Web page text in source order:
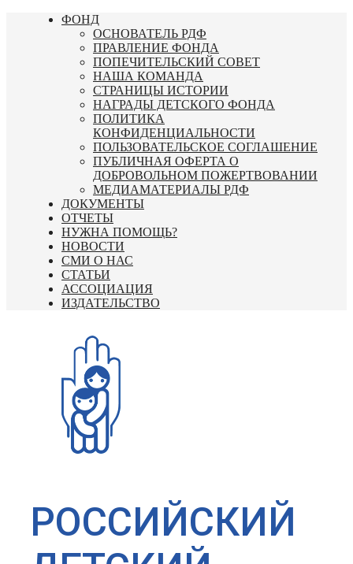
Перейти
ФОНД
ОСНОВАТЕЛЬ РДФ
ПРАВЛЕНИЕ ФОНДА
ПОПЕЧИТЕЛЬСКИЙ СОВЕТ
НАША КОМАНДА
СТРАНИЦЫ ИСТОРИИ
НАГРАДЫ ДЕТСКОГО ФОНДА
ПОЛИТИКА
КОНФИДЕНЦИАЛЬНОСТИ
ПОЛЬЗОВАТЕЛЬСКОЕ СОГЛАШЕНИЕ
ПУБЛИЧНАЯ ОФЕРТА О
ДОБРОВОЛЬНОМ ПОЖЕРТВОВАНИИ
МЕДИАМАТЕРИАЛЫ РДФ
ДОКУМЕНТЫ
ОТЧЕТЫ
НУЖНА ПОМОЩЬ?
НОВОСТИ
СМИ О НАС
СТАТЬИ
АССОЦИАЦИЯ
ИЗДАТЕЛЬСТВО
РОССИЙСКИЙ